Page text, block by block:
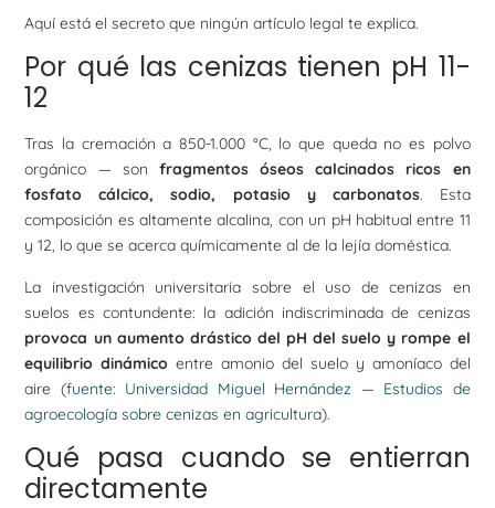
Aquí está el secreto que ningún artículo legal te explica.
Por qué las cenizas tienen pH 11-
12
Tras la cremación a 850-1.000 °C, lo que queda no es polvo
orgánico — son fragmentos óseos calcinados ricos en
fosfato cálcico, sodio, potasio y carbonatos. Esta
composición es altamente alcalina, con un pH habitual entre 11
y 12, lo que se acerca químicamente al de la lejía doméstica.
La investigación universitaria sobre el uso de cenizas en
suelos es contundente: la adición indiscriminada de cenizas
provoca un aumento drástico del pH del suelo y rompe el
equilibrio dinámico entre amonio del suelo y amoníaco del
aire (fuente: Universidad Miguel Hernández — Estudios de
agroecología sobre cenizas en agricultura).
Qué pasa cuando se entierran
directamente